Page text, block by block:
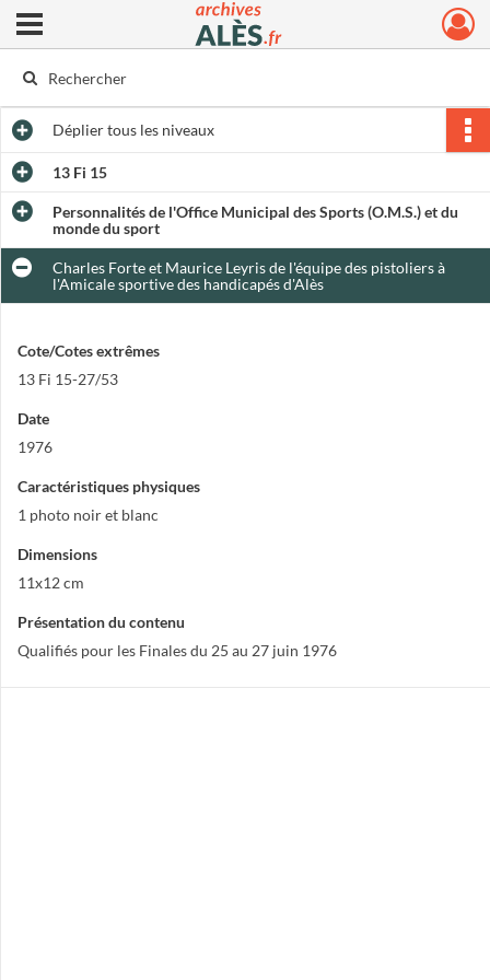
Archives municipales d'Alès
Ouvrir le menu déroulant
Dépliertous les niveaux
13 Fi 15
Personnalités de l'Office Municipal des Sports (O.M.S.) et du
monde du sport
Charles Forte et Maurice Leyris de l'équipe des pistoliers à
l'Amicale sportive des handicapés d'Alès
Cote/Cotes extrêmes
13 Fi 15-27/53
Date
1976
Caractéristiques physiques
1 photo noir et blanc
Dimensions
11x12 cm
Présentation du contenu
Qualifiés pour les Finales du 25 au 27 juin 1976